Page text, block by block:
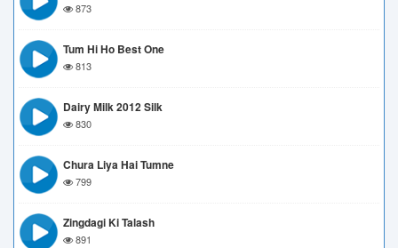
873
Tum Hi Ho Best One
813
Dairy Milk 2012 Silk
830
Chura Liya Hai Tumne
799
Zingdagi Ki Talash
891